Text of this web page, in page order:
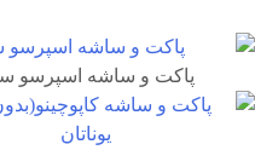
پاکت و ساشه اسپرسو